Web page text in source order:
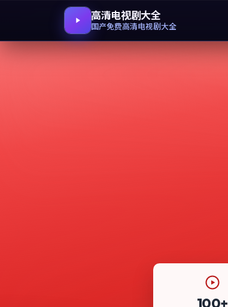
高清电视剧大全
国产免费高清电视剧大全
100+